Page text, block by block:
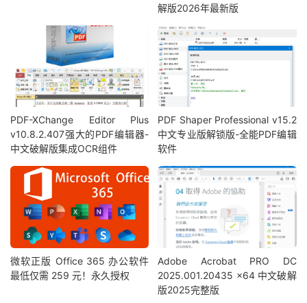
解版2026年最新版
PDF-XChange Editor Plus
v10.8.2.407强大的PDF编辑器-
中文破解版集成OCR组件
PDF Shaper Professional v15.2
中文专业版解锁版-全能PDF编辑
软件
微软正版 Office 365 办公软件
最低仅需 259 元！永久授权
Adobe Acrobat PRO DC
2025.001.20435 x64 中文破解
版2025完整版